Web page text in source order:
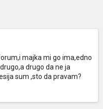
majka mi go ima,edno
drugo da ne ja
sum ,sto da pravam?